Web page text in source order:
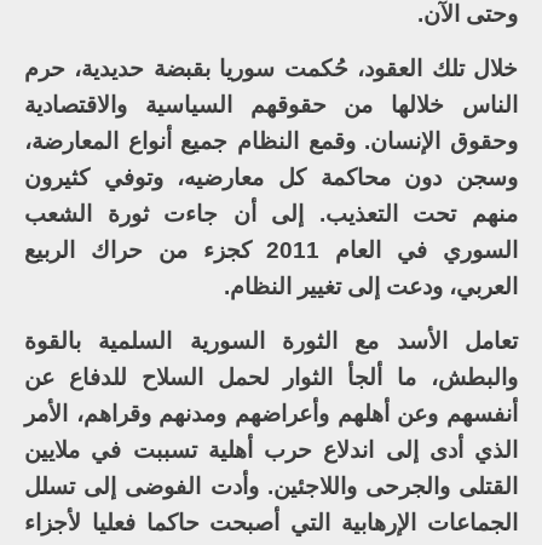
وحتى الآن.
خلال تلك العقود، حُكمت سوريا بقبضة حديدية، حرم
الناس خلالها من حقوقهم السياسية والاقتصادية
وحقوق الإنسان. وقمع النظام جميع أنواع المعارضة،
وسجن دون محاكمة كل معارضيه، وتوفي كثيرون
منهم تحت التعذيب. إلى أن جاءت ثورة الشعب
السوري في العام 2011 كجزء من حراك الربيع
العربي، ودعت إلى تغيير النظام.
تعامل الأسد مع الثورة السورية السلمية بالقوة
والبطش، ما ألجأ الثوار لحمل السلاح للدفاع عن
أنفسهم وعن أهلهم وأعراضهم ومدنهم وقراهم، الأمر
الذي أدى إلى اندلاع حرب أهلية تسببت في ملايين
القتلى والجرحى واللاجئين. وأدت الفوضى إلى تسلل
الجماعات الإرهابية التي أصبحت حاكما فعليا لأجزاء